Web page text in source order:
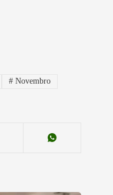
#Novembro